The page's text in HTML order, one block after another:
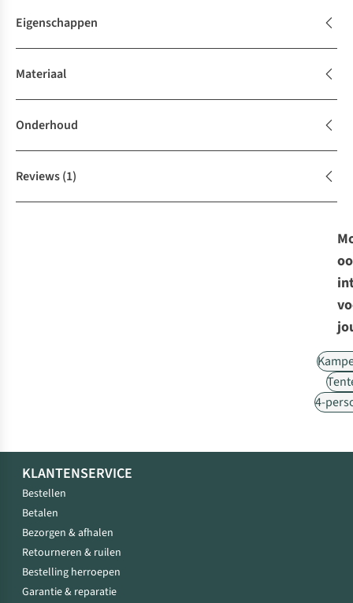
Eigenschappen
Materiaal
Onderhoud
Reviews(1)
4-
KLANTENSERVICE
Bestellen
Betalen
Bezorgen & afhalen
Retourneren & ruilen
Bestelling herroepen
Garantie & reparatie